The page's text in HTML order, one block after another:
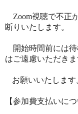
Zoom視聴で不正
断りいたします。
開始時間前には待
はご遠慮いただき
お願いいたします
【参加費支払いにつ